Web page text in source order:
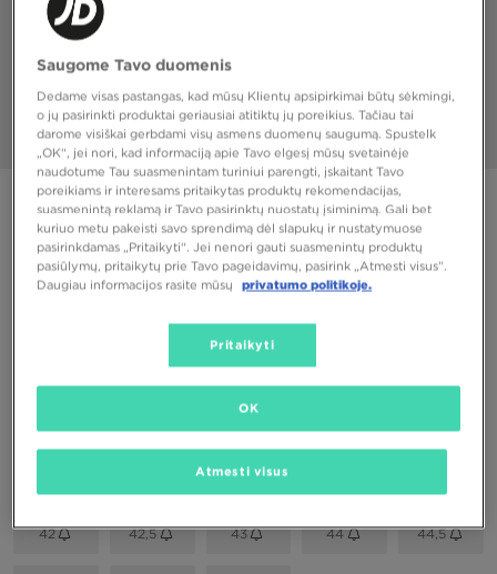
PUIKUS PASIŪLYMAS
ON CLOUDSURFER NEXT
Pasirink dydį
42 42,5 43 44 44,5
Saugome Tavo duomenis
Dedame visas pastangas, kad mūsų Klientų apsipirkimai būtų sėkmingi,
o jų pasirinkti produktai geriausiai atitiktų jų poreikius. Tačiau tai
darome visiškai gerbdami visų asmens duomenų saugumą. Spustelk
„OK“, jei nori, kad informaciją apie Tavo elgesį mūsų svetainėje
naudotume Tau suasmenintam turiniui parengti, įskaitant Tavo
poreikiams ir interesams pritaikytas produktų rekomendacijas,
suasmenintą reklamą ir Tavo pasirinktų nuostatų įsiminimą. Gali bet
kuriuo metu pakeisti savo sprendimą dėl slapukų ir nustatymuose
pasirinkdamas „Pritaikyti“. Jei nenori gauti suasmenintų produktų
pasiūlymų, pritaikytų prie Tavo pageidavimų, pasirink „Atmesti visus”.
Daugiau informacijos rasite mūsų
privatumo politikoje.
Pritaikyti
Atmesti visus
OK